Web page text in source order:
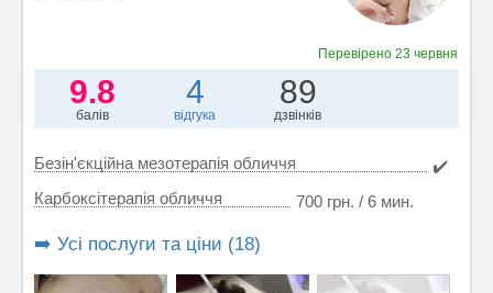
Перевірено23 червня
9.8
балів
4
відгука
89
дзвінків
Безін'єкційна мезотерапія обличчя
✔️
Карбоксітерапія обличчя
700 грн. / 6 мин.
➡️ Усі послуги та ціни (18)